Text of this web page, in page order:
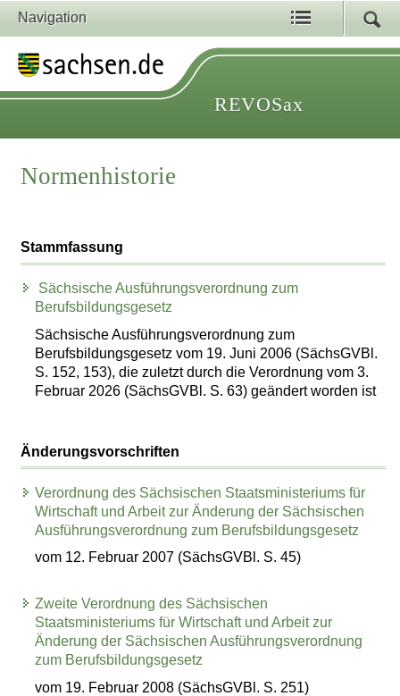
Navigation
REVOSax
Normenhistorie
Stammfassung
Sächsische Ausführungsverordnung zum
Berufsbildungsgesetz
Sächsische Ausführungsverordnung zum
Berufsbildungsgesetz vom 19. Juni 2006 (SächsGVBl.
S. 152, 153), die zuletzt durch die Verordnung vom 3.
Februar 2026 (SächsGVBl. S. 63) geändert worden ist
Änderungsvorschriften
Verordnung des Sächsischen Staatsministeriums für
Wirtschaft und Arbeit zur Änderung der Sächsischen
Ausführungsverordnung zum Berufsbildungsgesetz
vom 12. Februar 2007 (SächsGVBl. S. 45)
Zweite Verordnung des Sächsischen
Staatsministeriums für Wirtschaft und Arbeit zur
Änderung der Sächsischen Ausführungsverordnung
zum Berufsbildungsgesetz
vom 19. Februar 2008 (SächsGVBl. S. 251)